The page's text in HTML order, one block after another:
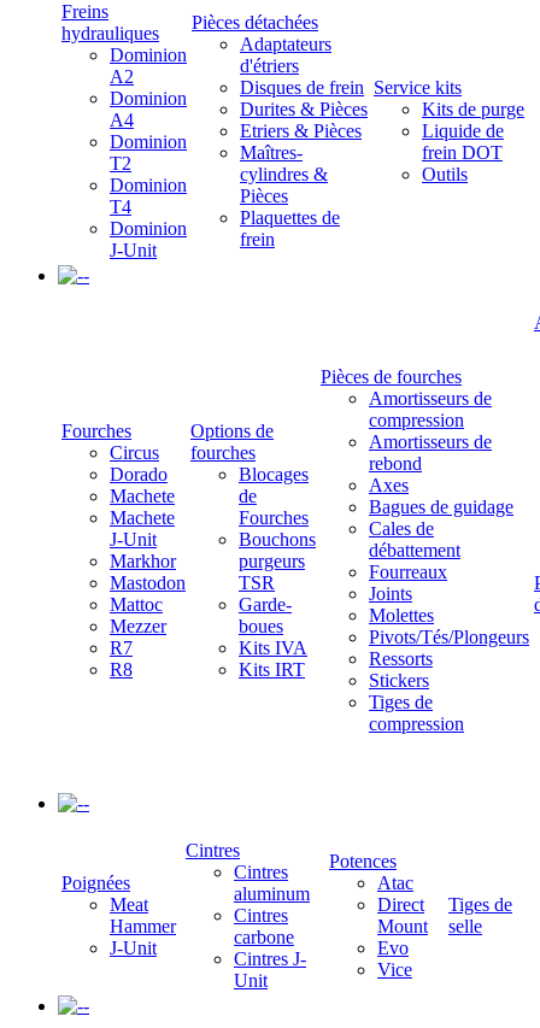
Freins
hydrauliques
Dominion
A2
Dominion
A4
Dominion
T2
Dominion
T4
Dominion
J-Unit
Pièces détachées
Adaptateurs
d'étriers
Disques de frein
Durites & Pièces
Etriers & Pièces
Maîtres-
cylindres &
Pièces
Plaquettes de
frein
Service kits
Kits de purge
Liquide de
frein DOT
Outils
-
Fourches
Circus
Dorado
Machete
Machete
J-Unit
Markhor
Mastodon
Mattoc
Mezzer
R7
R8
Options de
fourches
Blocages
de
Fourches
Bouchons
purgeurs
TSR
Garde-
boues
Kits IVA
Kits IRT
Pièces de fourches
Amortisseurs de
compression
Amortisseurs de
rebond
Axes
Bagues de guidage
Cales de
débattement
Fourreaux
Joints
Molettes
Pivots/Tés/Plongeurs
Ressorts
Stickers
Tiges de
compression
-
Poignées
Meat
Hammer
J-Unit
Cintres
Cintres
aluminum
Cintres
carbone
Cintres J-
Unit
Potences
Atac
Direct
Mount
Evo
Vice
Tiges de
selle
-